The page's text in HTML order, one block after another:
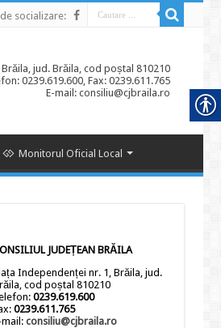
socializare:
jud. Brăila, cod poștal 810210
0239.619.600, Fax: 0239.611.765
E-mail: consiliu@cjbraila.ro
Monitorul Oficial Local
JUDEȚEAN BRĂILA
Independenței nr. 1, Brăila, jud.
cod poștal 810210
0239.619.600
0239.611.765
mail:consiliu@cjbraila.ro